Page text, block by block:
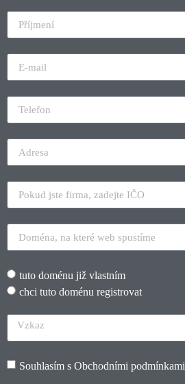
tuto doménu již vlastním
chci tuto doménu registrovat
Souhlasím s Obchodními podmínkami